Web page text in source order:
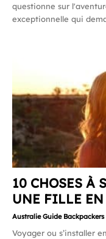
questionne sur
exceptionnelle qui
10 CHOSES À
UNE FILLE
Australie Guide Backpackers
Voyager ou s’installer